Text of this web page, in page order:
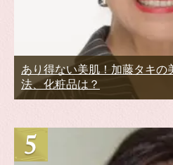
あり得ない美肌！加藤タキの
法、化粧品は？